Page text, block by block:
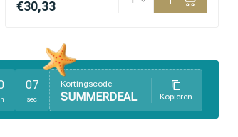
€30,33
06
sec
Kortingscode
SUMMERDEAL Kopieren